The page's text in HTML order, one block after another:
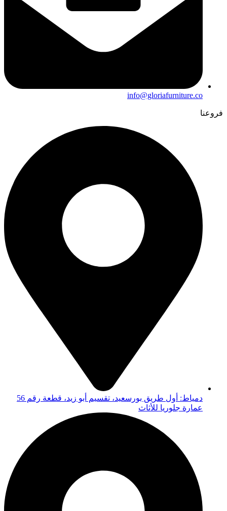
info@gloriafurniture.co
فروعنا
دمياط: أول طريق بورسعيد، تقسيم أبو زيد، قطعة رقم 56
عمارة جلوريا للأثاث